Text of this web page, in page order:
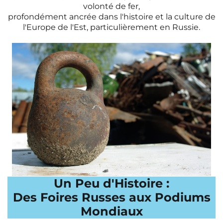
volonté de fer,
profondément ancrée dans l'histoire et la culture de
l'Europe de l'Est, particulièrement en Russie.
Un Peu d'Histoire :
Des Foires Russes aux Podiums
Mondiaux